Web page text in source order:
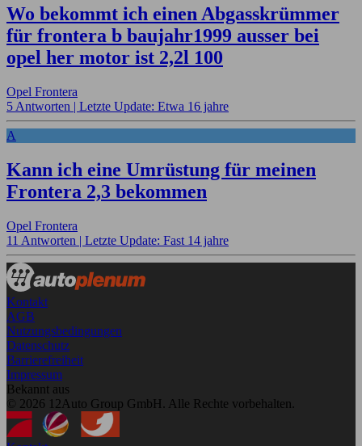
Wo bekommt ich einen Abgasskrümmer
für frontera b baujahr1999 ausser bei
opel her motor ist 2,2l 100
Opel Frontera
5 Antworten | Letzte Update: Etwa 16 jahre
A
Kann ich eine Umrüstung für meinen
Frontera 2,3 bekommen
Opel Frontera
11 Antworten | Letzte Update: Fast 14 jahre
Kontakt
AGB
Nutzungsbedingungen
Datenschutz
Barrierefreiheit
Impressum
Bekannt aus
© 2026 12Auto Group GmbH. Alle Rechte vorbehalten.